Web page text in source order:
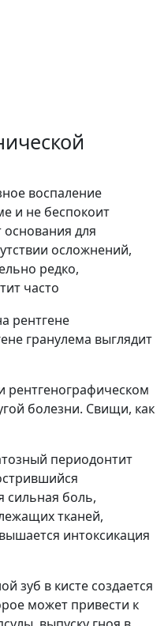
воспаление
и не беспокоит
для
осложнений,
редко,
часто
гранулема выглядит
рентгенографическом
болезни. Свищи, как
периодонтит
сильная боль,
тканей,
интоксикация
зуб в кисте создается
может привести к